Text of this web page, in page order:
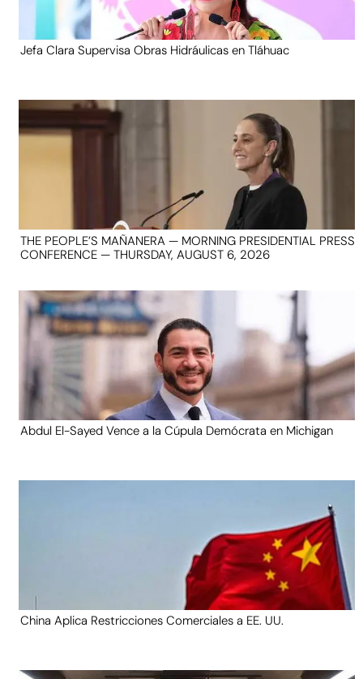
Jefa Clara Supervisa Obras Hidráulicas en Tláhuac
THE PEOPLE’S MAÑANERA — MORNING PRESIDENTIAL PRESS
CONFERENCE — THURSDAY, AUGUST 6, 2026
Abdul El-Sayed Vence a la Cúpula Demócrata en Michigan
China Aplica Restricciones Comerciales a EE. UU.